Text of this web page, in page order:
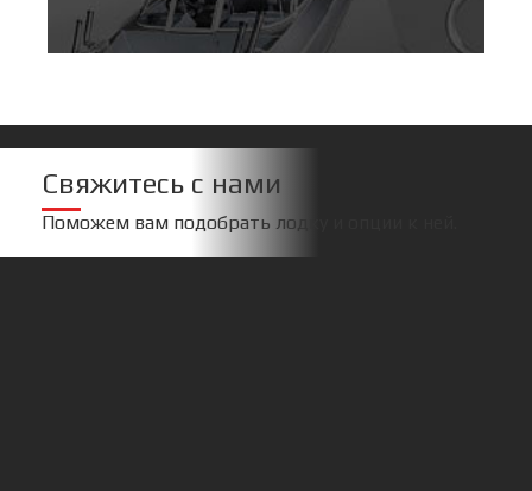
Свяжитесь с нами
Поможем вам подобрать лодку и опции к ней.